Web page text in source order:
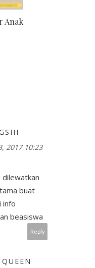
Anak
2017 10:23
dilewatkan
buat
info
beasiswa
Reply